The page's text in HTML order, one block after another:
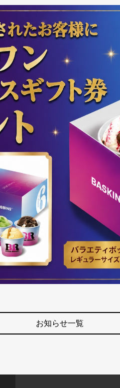
お知らせ一覧